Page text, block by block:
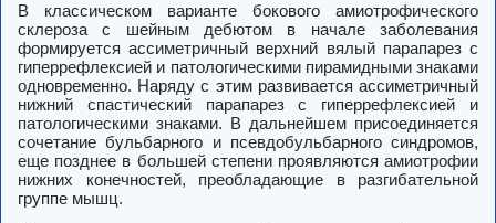
В классическом варианте бокового амиотрофического
склероза с шейным дебютом в начале заболевания
формируется ассиметричный верхний вялый парапарез с
гиперрефлексией и патологическими пирамидными знаками
одновременно. Наряду с этим развивается ассиметричный
нижний спастический парапарез с гиперрефлексией и
патологическими знаками. В дальнейшем присоединяется
сочетание бульбарного и псевдобульбарного синдромов,
еще позднее в большей степени проявляются амиотрофии
нижних конечностей, преобладающие в разгибательной
группе мышц.